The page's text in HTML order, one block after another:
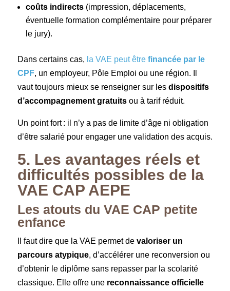
coûts indirects (impression, déplacements,
éventuelle formation complémentaire pour préparer
le jury).
Dans certains cas, la VAE peut être financée par le
CPF, un employeur, Pôle Emploi ou une région. Il
vaut toujours mieux se renseigner sur les dispositifs
d’accompagnement gratuitsou à tarif réduit.
Un point fort : il n’y a pas de limite d’âge ni obligation
d’être salarié pour engager une validation des acquis.
5. Les avantages réels et
difficultés possibles de la
VAE CAP AEPE
Les atouts du VAE CAP petite
enfance
Il faut dire que la VAE permet de valoriser un
parcours atypique, d’accélérer une reconversion ou
d’obtenir le diplôme sans repasser par la scolarité
classique. Elle offre une reconnaissance officielle